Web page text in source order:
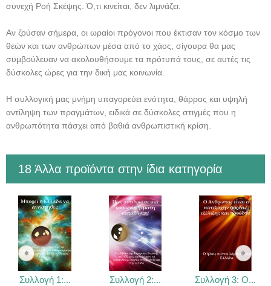
συνεχή Ροή Σκέψης. Ό,τι κινείται, δεν λιμνάζει.
Αν ζούσαν σήμερα, οι ωραίοι πρόγονοι που έκτισαν τον κόσμο των
θεών και των ανθρώπων μέσα από το χάος, σίγουρα θα μας
συμβούλευαν να ακολουθήσουμε τα πρότυπά τους, σε αυτές τις
δύσκολες ώρες για την δική μας κοινωνία.
Η συλλογική μας μνήμη υπαγορεύει ενότητα, θάρρος και υψηλή
αντίληψη των πραγμάτων, ειδικά σε δύσκολες στιγμές που η
ανθρωπότητα πάσχει από βαθιά ανθρωπιστική κρίση.
18 Άλλα προϊόντα στην ίδια κατηγορία
Συλλογή 1:... Συλλογή 2:... Συλλογή 3: Ο...